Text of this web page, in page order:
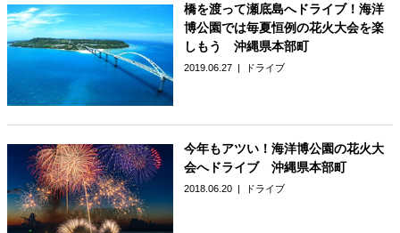
橋を渡って瀬底島へドライブ！海洋
博公園では毎夏恒例の花火大会を楽
しもう 沖縄県本部町
2019.06.27 ドライブ
今年もアツい！海洋博公園の花火大
会へドライブ 沖縄県本部町
2018.06.20 ドライブ